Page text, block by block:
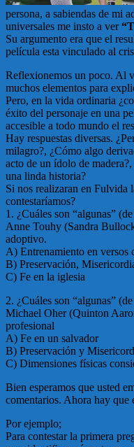
persona, a sabiendas de mi
universales me insto a ver
Su argumento era que el
película esta vinculado al
Reflexionemos un poco. Al
muchos elementos para
Pero, en la vida ordinaria
éxito del personaje en una
accesible a todo mundo el
Hay respuestas diversas.
milagro?, ¿Cómo algo
acto de un ídolo de
una linda historia?
Si nos realizaran en Fulvida
contestaríamos?
1. ¿Cuáles son “algunas”
Anne Touhy (Sandra
adoptivo.
A) Entrenamiento en versos
B) Preservación,
C) Fe en la iglesia
2. ¿Cuáles son “algunas”
Michael Oher (Quinton
profesional
A) Fe en un salvador
B) Preservación y
C) Dimensiones físicas
Bien esperamos que usted
comentarios. Ahora hay que
Por ejemplo;
Para contestar la primera